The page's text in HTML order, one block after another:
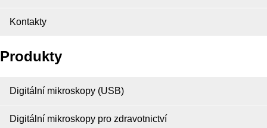
Kontakty
Produkty
Digitální mikroskopy (USB)
Digitální mikroskopy pro zdravotnictví